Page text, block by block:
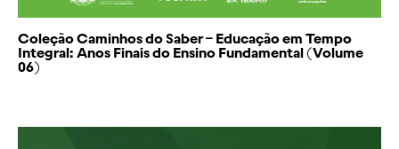
Coleção Caminhos do Saber – Educação em Tempo
Integral: Anos Finais do Ensino Fundamental (Volume
06)